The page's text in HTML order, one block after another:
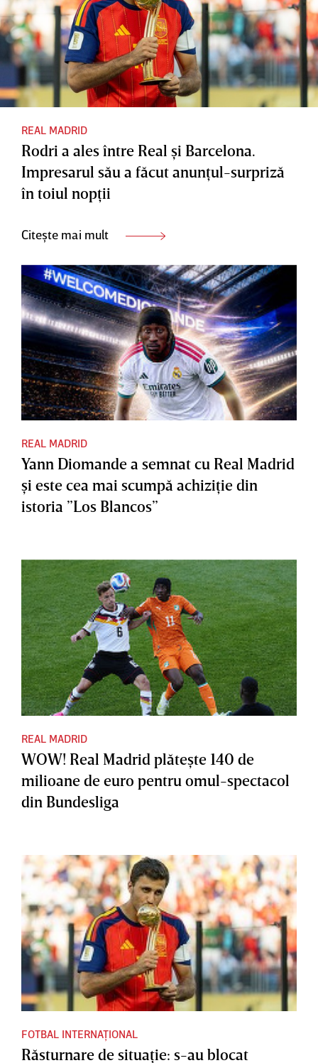
REAL MADRID
Rodri a ales între Real şi Barcelona.
Impresarul său a făcut anunţul-surpriză
în toiul nopţii
Citește mai mult
REAL MADRID
Yann Diomande a semnat cu Real Madrid
şi este cea mai scumpă achiziţie din
istoria ”Los Blancos”
REAL MADRID
WOW! Real Madrid plăteşte 140 de
milioane de euro pentru omul-spectacol
din Bundesliga
FOTBAL INTERNAȚIONAL
Răsturnare de situaţie: s-au blocat